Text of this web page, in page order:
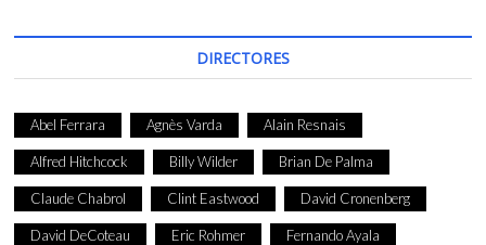
DIRECTORES
Abel Ferrara Agnès Varda Alain Resnais
Alfred Hitchcock Billy Wilder Brian De Palma
Claude Chabrol Clint Eastwood David Cronenberg
David DeCoteau Eric Rohmer Fernando Ayala